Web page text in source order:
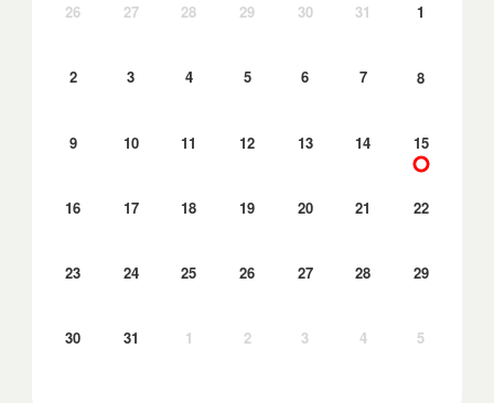
26 27 28 29 30 31 1
2 3 4 5 6 7 8
9 10 11 12 13 14 15
16 17 18 19 20 21 22
23 24 25 26 27 28 29
30 31 1 2 3 4 5